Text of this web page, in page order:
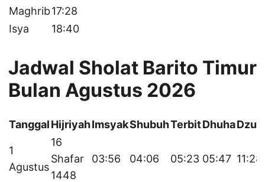
Maghrib17:28
Isya
18:40
Jadwal Sholat Barito Timur
Bulan Agustus 2026
TanggalHijriyahImsyakShubuhTerbitDhuha
1
Agustus
16
Shafar
1448
03:56 04:06 05:23 05:47 11:28